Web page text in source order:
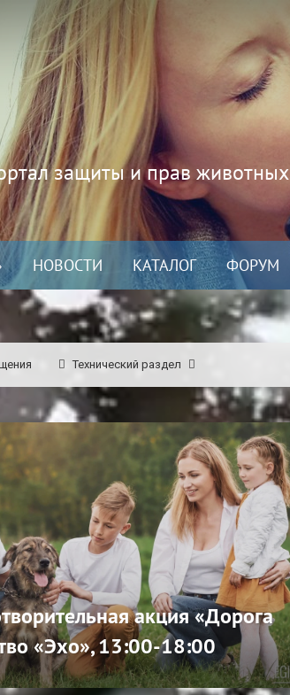
защиты и прав животных
НОВОСТИ КАТАЛОГ ФОРУМ
Технический раздел
акция «Дорога
«Эхо», 13:00-18:00